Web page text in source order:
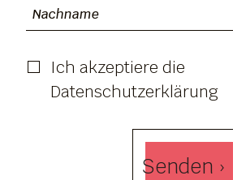
Ich akzeptiere die
Datenschutzerklärung
Senden ›